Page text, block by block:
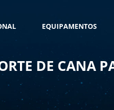
EQUIPAMENTOS
DE CANA